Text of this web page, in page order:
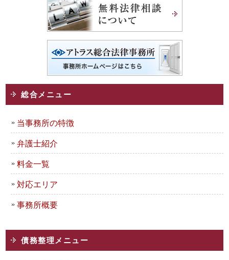
総合メニュー
当事務所の特徴
弁護士紹介
料金一覧
対応エリア
事務所概要
債務整理メニュー